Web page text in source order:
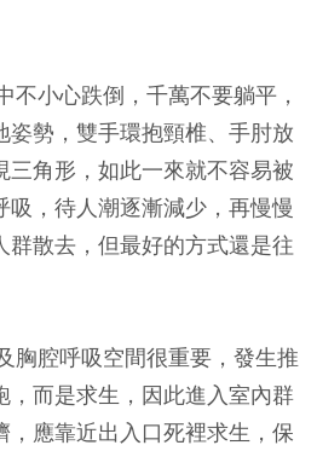
不小心跌倒，千萬不要躺平，
姿勢，雙手環抱頸椎、手肘放
三角形，如此一來就不容易被
吸，待人潮逐漸減少，再慢慢
群散去，但最好的方式還是往
胸腔呼吸空間很重要，發生推
，而是求生，因此進入室內群
，應靠近出入口死裡求生，保